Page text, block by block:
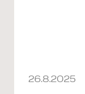
26.8.2025